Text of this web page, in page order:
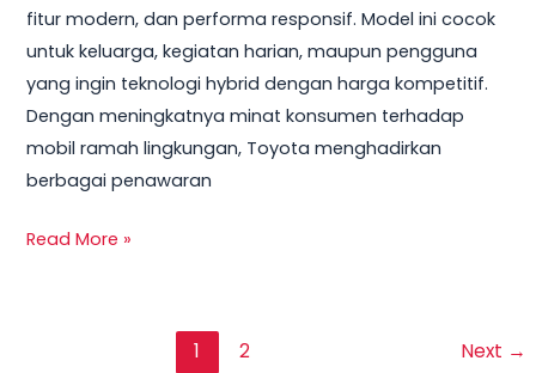
fitur modern, dan performa responsif. Model ini cocok
untuk keluarga, kegiatan harian, maupun pengguna
yang ingin teknologi hybrid dengan harga kompetitif.
Dengan meningkatnya minat konsumen terhadap
mobil ramah lingkungan, Toyota menghadirkan
berbagai penawaran
Read More »
1 2 Next →